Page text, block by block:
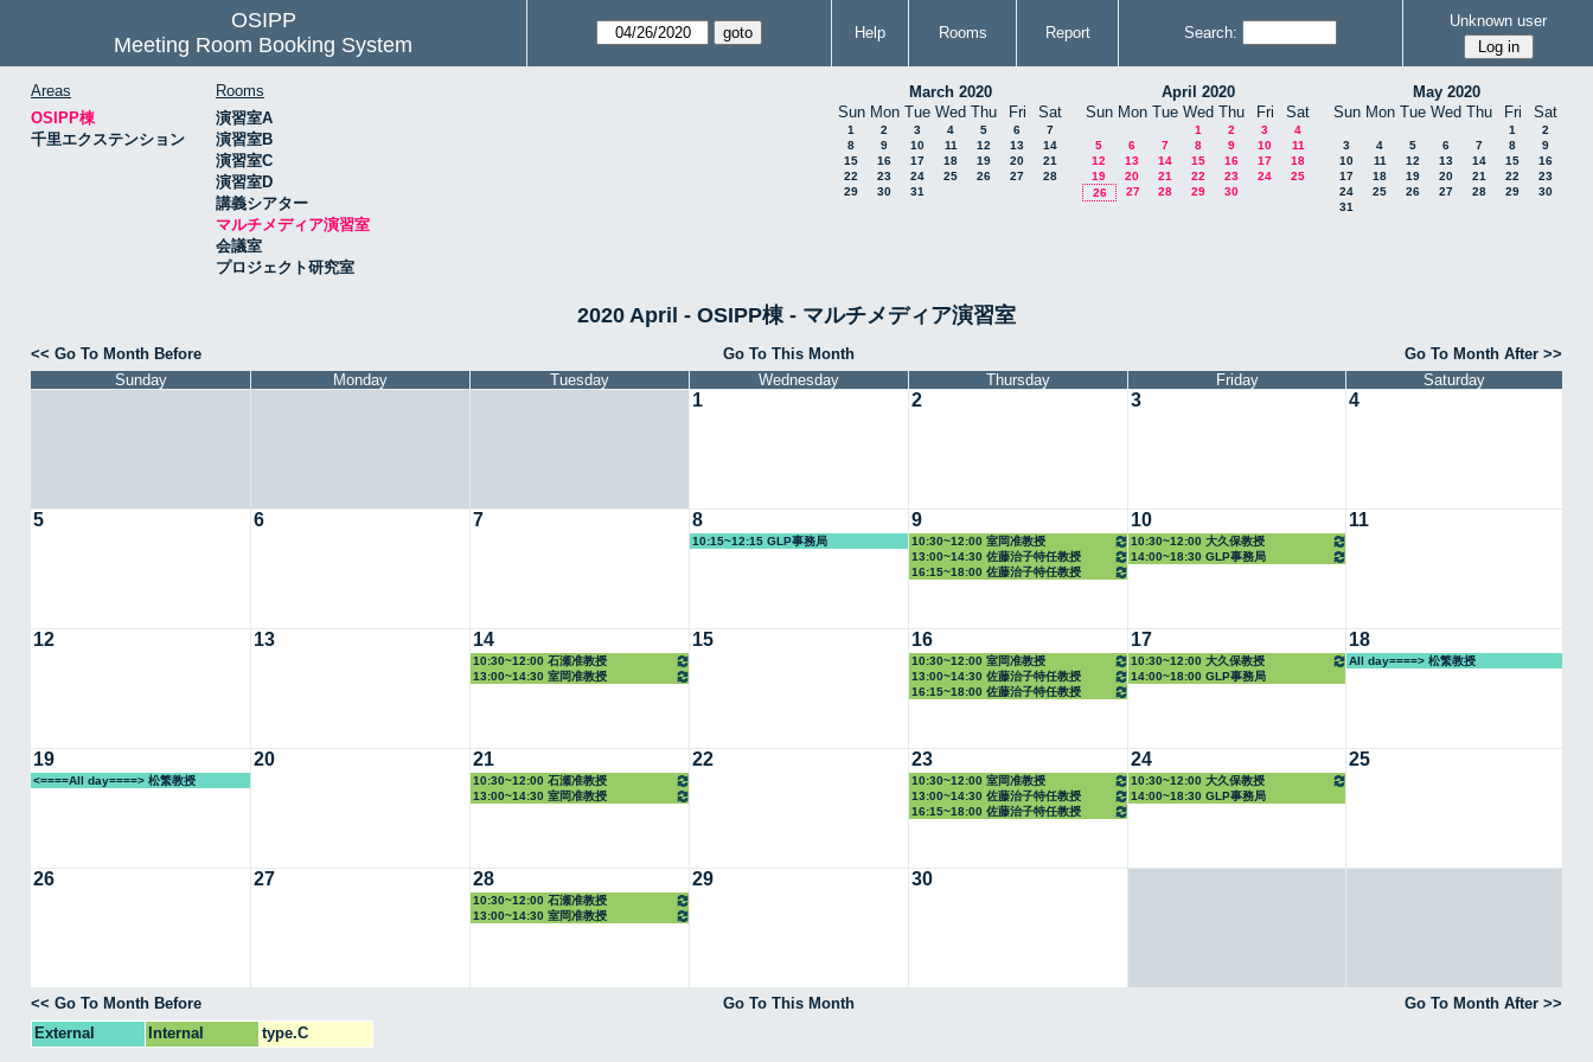
OSIPP
Meeting Room Booking System
Help Rooms Report Search:
Unknown user
Areas
OSIPP棟
千里エクステンション
Rooms
演習室A
演習室B
演習室C
演習室D
講義シアター
マルチメディア演習室
会議室
プロジェクト研究室
March 2020
Sun Mon Tue Wed Thu Fri Sat
1 2 3 4 5 6
7
8
9 10 11 12 13
14
15
16 17 18 19 20
21
22
23 24 25 26 27
28
29
30 31
April 2020
Sun Mon Tue Wed Thu Fri Sat
1 2 3
4
5
6 7 8 9 10
11
12
13 14 15 16 17
18
19
20 21 22 23 24
25
26
27 28 29 30
May 2020
Sun Mon Tue Wed Thu Fri Sat
1
2
3
4 5 6 7 8
9
10
11 12 13 14 15
16
17
18 19 20 21 22
23
24
25 26 27 28 29
30
31
2020 April - OSIPP棟 - マルチメディア演習室
<< Go To Month Before Go To This Month
Go To Month After >>
Sunday
Monday Tuesday Wednesday Thursday Friday Saturday
1 2 3 4
5 6 7 8
10:15~12:15 GLP事務局
9
10:30~12:00 室岡准教授
13:00~14:30 佐藤治子特任教授
16:15~18:00 佐藤治子特任教授
10
10:30~12:00 大久保教授
14:00~18:30 GLP事務局
11
12 13 14
10:30~12:00 石瀬准教授
13:00~14:30 室岡准教授
15 16
10:30~12:00 室岡准教授
13:00~14:30 佐藤治子特任教授
16:15~18:00 佐藤治子特任教授
17
10:30~12:00 大久保教授
14:00~18:00 GLP事務局
18
All day====> 松繁教授
19
<====All day====> 松繁教授
20 21
10:30~12:00 石瀬准教授
13:00~14:30 室岡准教授
22 23
10:30~12:00 室岡准教授
13:00~14:30 佐藤治子特任教授
16:15~18:00 佐藤治子特任教授
24
10:30~12:00 大久保教授
14:00~18:30 GLP事務局
25
26 27 28
10:30~12:00 石瀬准教授
13:00~14:30 室岡准教授
29 30
<< Go To Month Before Go To This Month
Go To Month After >>
External
Internal type.C